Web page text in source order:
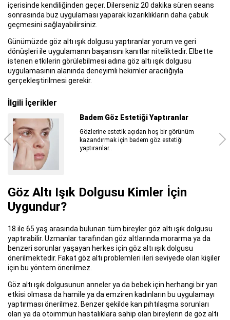
içerisinde kendiliğinden geçer. Dilerseniz 20 dakika süren seans
sonrasında buz uygulaması yaparak kızarıklıkların daha çabuk
geçmesini sağlayabilirsiniz.
Günümüzde göz altı ışık dolgusu yaptıranlar yorum ve geri
dönüşleri ile uygulamanın başarısını kanıtlar niteliktedir. Elbette
istenen etkilerin görülebilmesi adına göz altı ışık dolgusu
uygulamasının alanında deneyimli hekimler aracılığıyla
gerçekleştirilmesi gerekir.
İlgili İçerikler
Gamze Estetiği ile Daha Sıcak
Gamzeli güzel diye bir gerçek olduğunu hepimiz
biliyoruz. Bir insanın...
Göz Altı Işık Dolgusu Kimler İçin
Uygundur?
18 ile 65 yaş arasında bulunan tüm bireyler göz altı ışık dolgusu
yaptırabilir. Uzmanlar tarafından göz altlarında morarma ya da
benzeri sorunlar yaşayan herkes için göz altı ışık dolgusu
önerilmektedir. Fakat göz altı problemleri ileri seviyede olan kişiler
için bu yöntem önerilmez.
Göz altı ışık dolgusunun anneler ya da bebek için herhangi bir yan
etkisi olmasa da hamile ya da emziren kadınların bu uygulamayı
yaptırması önerilmez. Benzer şekilde kan pıhtılaşma sorunları
olan ya da otoimmün hastalıklara sahip olan bireylerin de göz altı